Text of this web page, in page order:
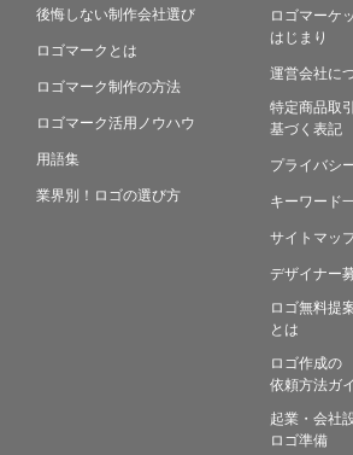
後悔しない制作会社選び
ロゴマークとは
ロゴマーク制作の方法
ロゴマーク活用ノウハウ
用語集
業界別！ロゴの選び方
ロゴマーケ
はじまり
運営会社に
特定商品取
基づく表記
プライバシ
キーワード
サイトマッ
デザイナー
ロゴ無料提
とは
ロゴ作成の
依頼方法ガ
起業・会社
ロゴ準備